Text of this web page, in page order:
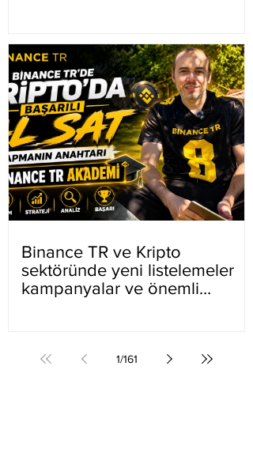
Binance TR ve Kripto
sektöründe yeni listelemeler
kampanyalar ve önemli
1/161